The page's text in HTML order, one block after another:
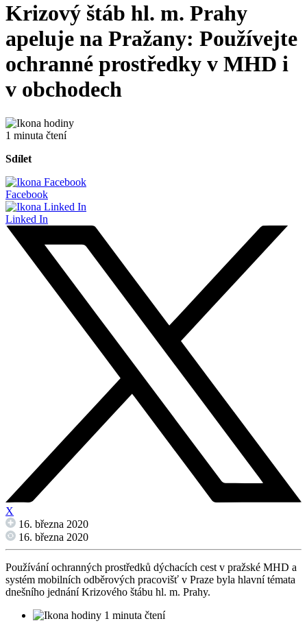
Krizový štáb hl. m. Prahy
apeluje na Pražany: Používejte
ochranné prostředky v MHD i
v obchodech
1 minuta čtení
Sdílet
Facebook
Linked In
X
16. března 2020
16. března 2020
Používání ochranných prostředků dýchacích cest v pražské MHD a
systém mobilních odběrových pracovišť v Praze byla hlavní témata
dnešního jednání Krizového štábu hl. m. Prahy.
1 minuta čtení